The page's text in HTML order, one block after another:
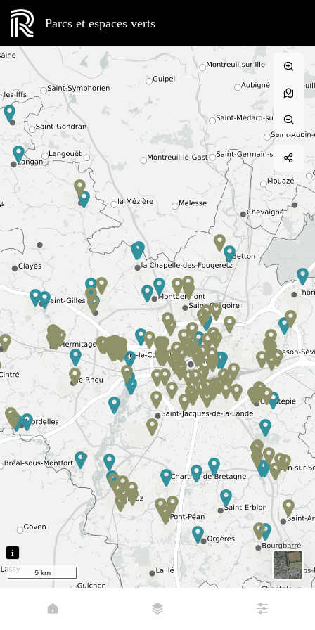
Parcs et espaces verts
i
5 km